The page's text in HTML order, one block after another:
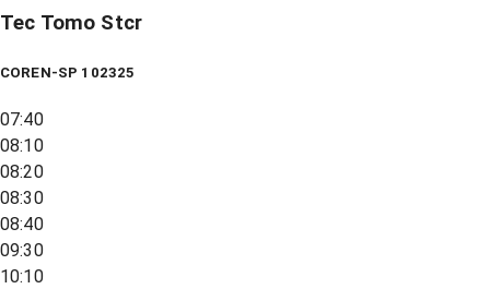
Tec Tomo Stcr
COREN-SP 102325
07:40
08:10
08:20
08:30
08:40
09:30
10:10